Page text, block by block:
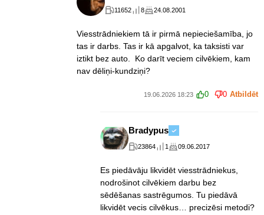
11652 8 24.08.2001
Viesstrādniekiem tā ir pirmā nepieciešamība, jo
tas ir darbs. Tas ir kā apgalvot, ka taksisti var
iztikt bez auto. Ko darīt veciem cilvēkiem, kam
nav dēliņi-kundziņi?
19.06.2026 18:23 0 0 Atbildēt
Bradypus
23864 1 09.06.2017
Es piedāvāju likvidēt viesstrādniekus,
nodrošinot cilvēkiem darbu bez
sēdēšanas sastrēgumos. Tu piedāvā
likvidēt vecis cilvēkus… precizēsi metodi?